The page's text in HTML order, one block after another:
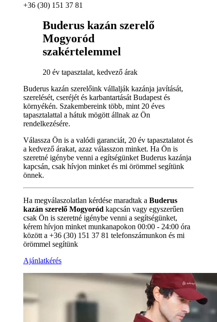
+36 (30) 151 37 81
Buderus kazán szerelő
Mogyoród
szakértelemmel
20 év tapasztalat, kedvező árak
Buderus kazán szerelőink vállalják kazánja javítását,
szerelését, cseréjét és karbantartását Budapest és
környékén. Szakembereink több, mint 20 éves
tapasztalattal a hátuk mögött állnak az Ön
rendelkezésére.
Válassza Ön is a valódi garanciát, 20 év tapasztalatot és
a kedvező árakat, azaz válasszon minket. Ha Ön is
szeretné igénybe venni a egítségünket Buderus kazánja
kapcsán, csak hívjon minket és mi örömmel segítünk
önnek.
Ha megválaszolatlan kérdése maradtak a Buderus
kazán szerelő Mogyoród kapcsán vagy egyszerűen
csak Ön is szeretné igénybe venni a segítségünket,
kérem hívjon minket munkanapokon 00:00 - 24:00 óra
között a +36 (30) 151 37 81 telefonszámunkon és mi
örömmel segítünk
Ajánlatkérés